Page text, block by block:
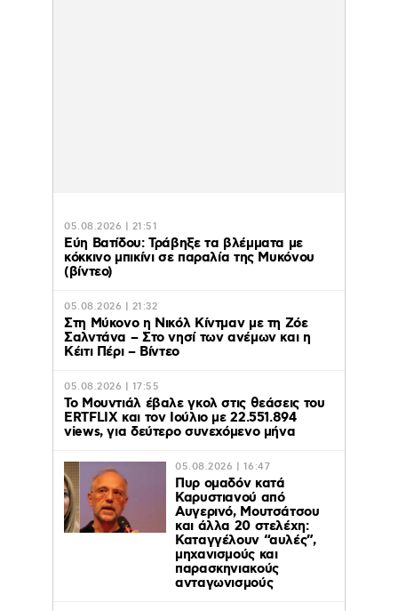
05.08.2026 | 21:51
Εύη Βατίδου: Τράβηξε τα βλέμματα με
κόκκινο μπικίνι σε παραλία της Μυκόνου
(βίντεο)
05.08.2026 | 21:32
Στη Μύκονο η Νικόλ Κίντμαν με τη Ζόε
Σαλντάνα – Στο νησί των ανέμων και η
Κέιτι Πέρι – Βίντεο
05.08.2026 | 17:55
Το Μουντιάλ έβαλε γκολ στις θεάσεις του
ERTFLIX και τον Ιούλιο με 22.551.894
views, για δεύτερο συνεχόμενο μήνα
05.08.2026 | 16:47
Πυρ ομαδόν κατά
Καρυστιανού από
Αυγερινό, Μουτσάτσου
και άλλα 20 στελέχη:
Καταγγέλουν “αυλές”,
μηχανισμούς και
παρασκηνιακούς
ανταγωνισμούς